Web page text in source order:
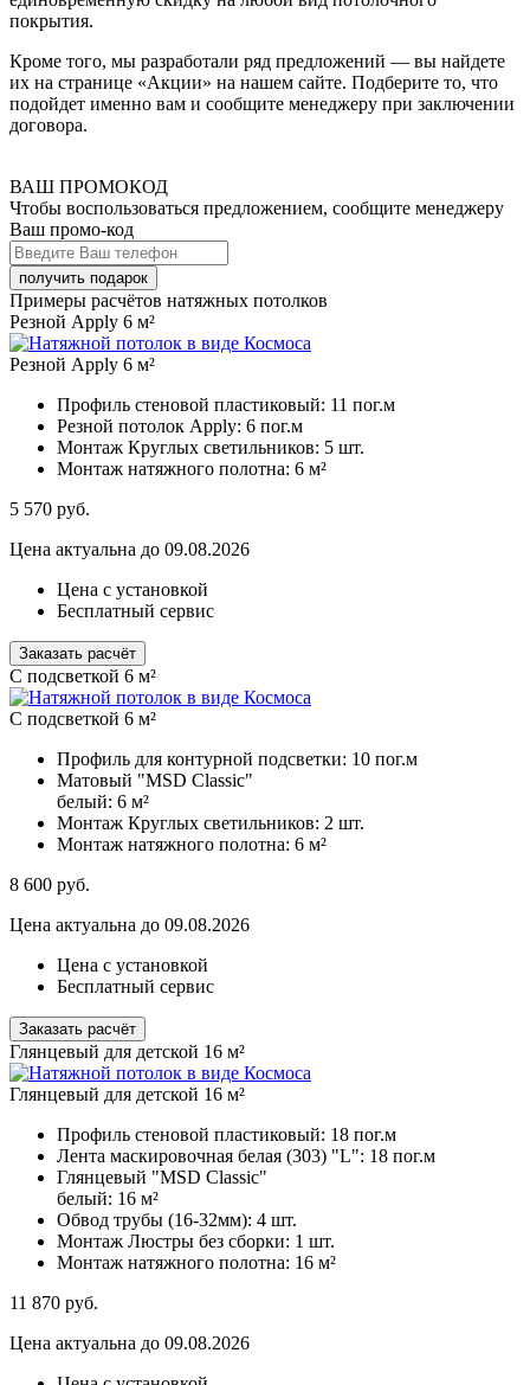
покрытия.
Кроме того, мы разработали ряд предложений — вы найдете
их на странице «Акции» на нашем сайте. Подберите то, что
подойдет именно вам и сообщите менеджеру при заключении
договора.
ВАШ ПРОМОКОД
Чтобы воспользоваться предложением, сообщите менеджеру
Ваш промо-код
Примеры расчётов натяжных потолков
Резной Apply 6 м²
Резной Apply 6 м²
Профиль стеновой пластиковый: 11 пог.м
Резной потолок Apply: 6 пог.м
Монтаж Круглых светильников: 5 шт.
Монтаж натяжного полотна: 6 м²
5 570 руб.
Цена актуальна до 09.08.2026
Цена с установкой
Бесплатный сервис
Заказать расчёт
C подсветкой 6 м²
C подсветкой 6 м²
Профиль для контурной подсветки: 10 пог.м
Матовый "MSD Classic"
белый: 6 м²
Монтаж Круглых светильников: 2 шт.
Монтаж натяжного полотна: 6 м²
8 600 руб.
Цена актуальна до 09.08.2026
Цена с установкой
Бесплатный сервис
Заказать расчёт
Глянцевый для детской 16 м²
Глянцевый для детской 16 м²
Профиль стеновой пластиковый: 18 пог.м
Лента маскировочная белая (303) "L": 18 пог.м
Глянцевый "MSD Classic"
белый: 16 м²
Обвод трубы (16-32мм): 4 шт.
Монтаж Люстры без сборки: 1 шт.
Монтаж натяжного полотна: 16 м²
11 870 руб.
Цена актуальна до 09.08.2026